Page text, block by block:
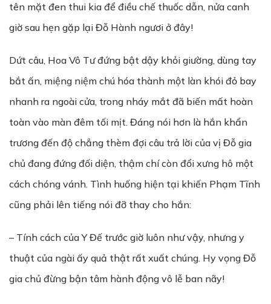
tên mặt đen thui kia để điều chế thuốc dẫn, nửa canh
giờ sau hẹn gặp lại Đỗ Hành ngươi ở đây!
Dứt câu, Hoa Vô Tư đứng bật dậy khỏi giường, dùng tay
bắt ấn, miệng niệm chú hóa thành một làn khói đỏ bay
nhanh ra ngoài cửa, trong nháy mắt đã biến mất hoàn
toàn vào màn đêm tối mịt. Đáng nói hơn là hắn khẩn
trương đến độ chẳng thèm đợi câu trả lời của vị Đỗ gia
chủ đang đứng đối diện, thậm chí còn đổi xưng hô một
cách chóng vánh. Tình huống hiện tại khiến Phạm Tĩnh
cũng phải lên tiếng nói đỡ thay cho hắn:
– Tính cách của Y Đế trước giờ luôn như vậy, nhưng y
thuật của ngài ấy quả thật rất xuất chúng. Hy vọng Đỗ
gia chủ đừng bận tâm hành động vô lễ ban nãy!